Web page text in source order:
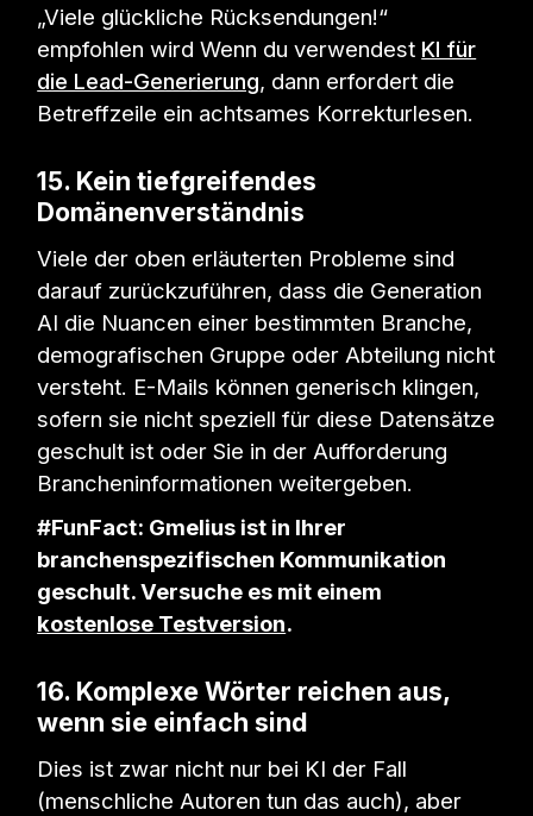
„Viele glückliche Rücksendungen!“
empfohlen wird Wenn du verwendest KI für
die Lead-Generierung, dann erfordert die
Betreffzeile ein achtsames Korrekturlesen.
15. Kein tiefgreifendes
Domänenverständnis
Viele der oben erläuterten Probleme sind
darauf zurückzuführen, dass die Generation
AI die Nuancen einer bestimmten Branche,
demografischen Gruppe oder Abteilung nicht
versteht. E-Mails können generisch klingen,
sofern sie nicht speziell für diese Datensätze
geschult ist oder Sie in der Aufforderung
Brancheninformationen weitergeben.
#FunFact: Gmelius ist in Ihrer
branchenspezifischen Kommunikation
geschult. Versuche es mit einem
kostenlose Testversion.
16. Komplexe Wörter reichen aus,
wenn sie einfach sind
Dies ist zwar nicht nur bei KI der Fall
(menschliche Autoren tun das auch), aber